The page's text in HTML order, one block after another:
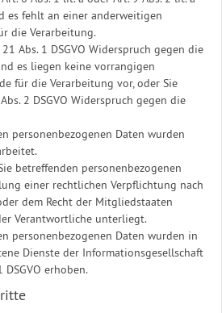
es fehlt an einer anderweitigen
die Verarbeitung.
Abs. 1 DSGVO Widerspruch gegen die
es liegen keine vorrangigen
für die Verarbeitung vor, oder Sie
2 DSGVO Widerspruch gegen die
personenbezogenen Daten wurden
betreffenden personenbezogenen
einer rechtlichen Verpflichtung nach
dem Recht der Mitgliedstaaten
Verantwortliche unterliegt.
personenbezogenen Daten wurden in
Dienste der Informationsgesellschaft
DSGVO erhoben.